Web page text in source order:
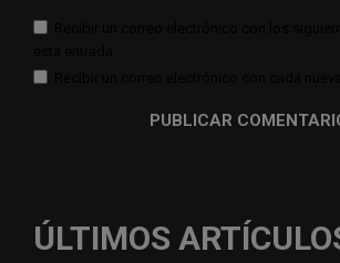
ÚLTIMOS